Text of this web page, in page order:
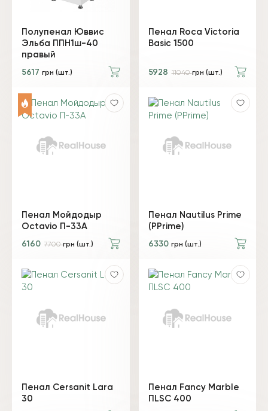
Полупенал Юввис
Эльба ППН1ш-40
правый
5617 грн (шт.)
Пенал Roca Victoria
Basic 1500
5928 11040грн (шт.)
Пенал Мойдодыр
Octavio П-33А
6160 7700грн (шт.)
Пенал Nautilus Prime
(PPrime)
6330 грн (шт.)
Пенал Cersanit Lara
30
Пенал Fancy Marble
ПLSC 400